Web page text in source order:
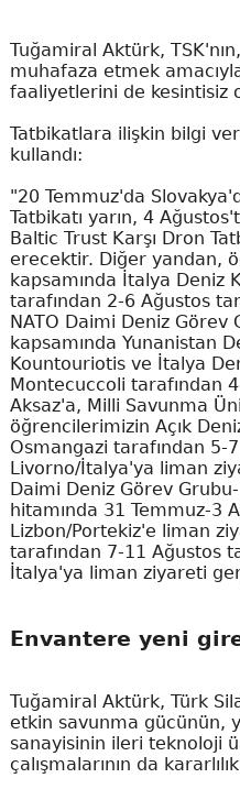
Tuğamiral Aktürk,
muhafaza etmek
faaliyetlerini de kesintisiz
Tatbikatlara ilişkin bilgi
kullandı:
"20 Temmuz'da
Tatbikatı yarın, 4
Baltic Trust Karşı Dron
erecektir. Diğer yandan,
kapsamında İtalya Deniz
tarafından 2-6 Ağustos
NATO Daimi Deniz Görev
kapsamında Yunanistan
Kountouriotis ve İtalya
Montecuccoli tarafından
Aksaz'a, Milli Savunma
öğrencilerimizin Açık
Osmangazi tarafından 5-
Livorno/İtalya'ya liman
Daimi Deniz Görev
hitamında 31 Temmuz-3
Lizbon/Portekiz'e liman
tarafından 7-11 Ağustos
İtalya'ya liman ziyareti
Envantere yeni
Tuğamiral Aktürk, Türk
etkin savunma gücünün,
sanayisinin ileri teknoloji
çalışmalarının da